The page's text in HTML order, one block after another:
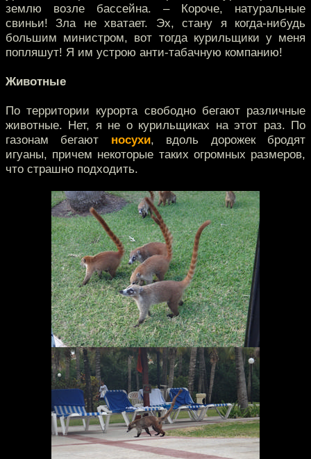
землю возле бассейна. – Короче, натуральные
свиньи! Зла не хватает. Эх, стану я когда-нибудь
большим министром, вот тогда курильщики у меня
попляшут! Я им устрою анти-табачную компанию!
Животные
По территории курорта свободно бегают различные
животные. Нет, я не о курильщиках на этот раз. По
газонам бегают носухи, вдоль дорожек бродят
игуаны, причем некоторые таких огромных размеров,
что страшно подходить.